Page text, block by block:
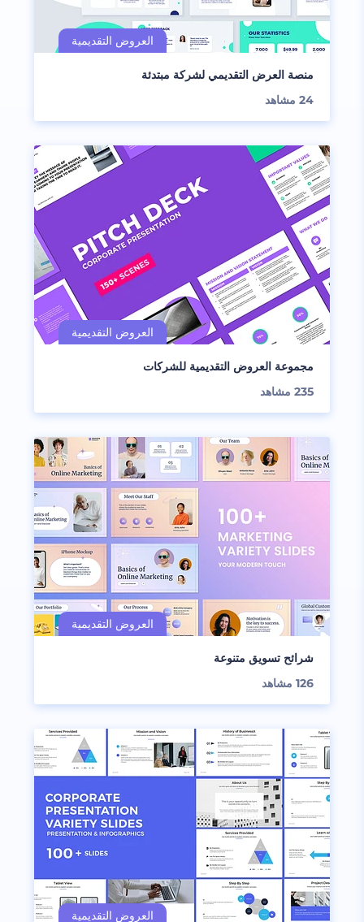
منصة العرض التقديمي لشركة مبتدئة
24 مشاهد
مجموعة العروض التقديمية للشركات
235 مشاهد
شرائح تسويق متنوعة
126 مشاهد